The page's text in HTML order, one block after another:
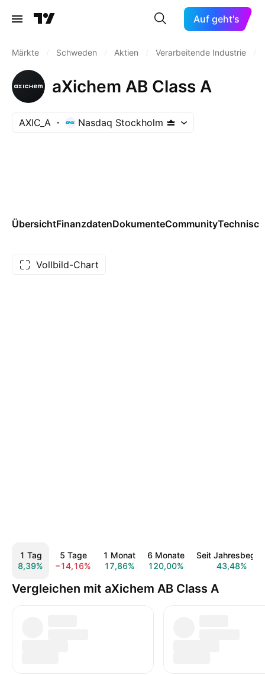
Auf geht's
Märkte Schweden Aktien Verarbeitende Industrie
aXichem AB Class A
AXIC_A Nasdaq Stockholm
ÜbersichtFinanzdatenDokumenteCommunity
Vollbild-Chart
1 Tag
8,39%
5 Tage
−14,16%
1 Monat
17,86%
6 Monate
120,00%
Seit
43,48%
Vergleichen mit aXichem AB Class A